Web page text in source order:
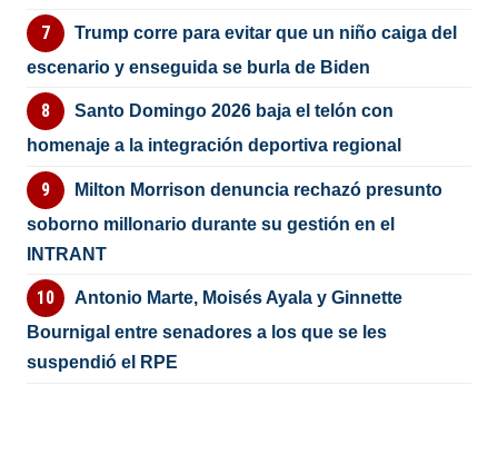
Trump corre para evitar que un niño caiga del
escenario y enseguida se burla de Biden
Santo Domingo 2026 baja el telón con
homenaje a la integración deportiva regional
Milton Morrison denuncia rechazó presunto
soborno millonario durante su gestión en el
INTRANT
Antonio Marte, Moisés Ayala y Ginnette
Bournigal entre senadores a los que se les
suspendió el RPE